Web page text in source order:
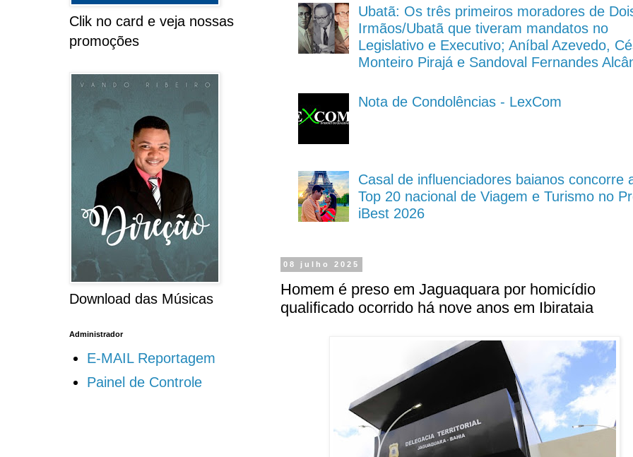
Ubatã: Os três primeiros moradores de
Irmãos/Ubatã que tiveram mandatos no
Legislativo e Executivo; Aníbal Azevedo,
Monteiro Pirajá e Sandoval Fernandes
Nota de Condolências - LexCom
Casal de influenciadores baianos concorre
Top 20 nacional de Viagem e Turismo no
iBest 2026
08 julho 2025
Homem é preso em Jaguaquara por homicídio
qualificado ocorrido há nove anos em Ibirataia
Clik no card e veja nossas
promoções
Download das Músicas
Administrador
E-MAIL Reportagem
Painel de Controle